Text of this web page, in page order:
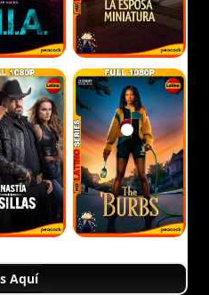
Aquí